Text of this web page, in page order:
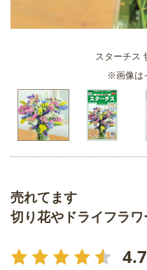
スターチス
※画像は
売れてます
切り花やドライフラ
4.7